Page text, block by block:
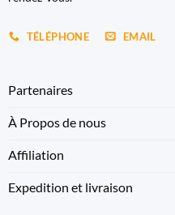
TÉLÉPHONE EMAIL
Partenaires
À Propos de nous
Affiliation
Expedition et livraison